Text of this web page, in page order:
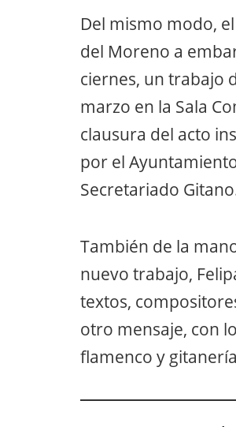
Del mismo modo,
del Moreno a
ciernes, un trabajo
marzo en la Sala
clausura del acto
por el
Secretariado
También de la
nuevo trabajo,
textos,
otro mensaje, con
flamenco y